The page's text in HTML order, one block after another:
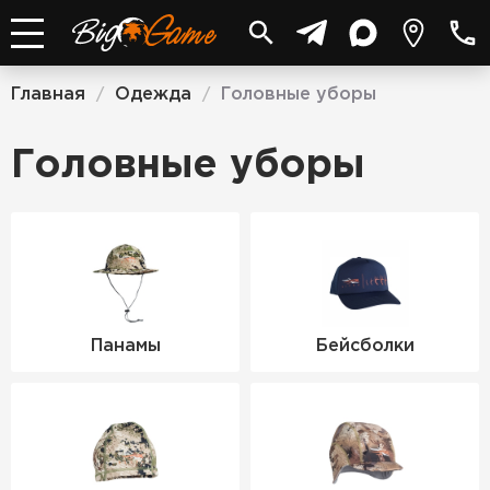
Главная / Одежда / Головные уборы
Головные уборы
Панамы Бейсболки